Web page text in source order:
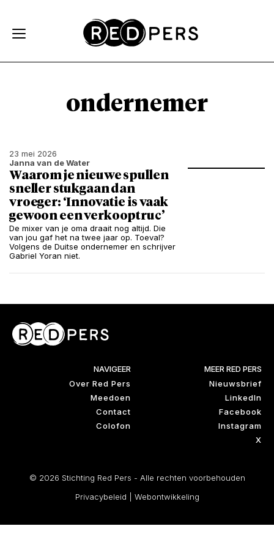
ondernemer
23 mei 2026
Janna van de Water
Waarom je nieuwe spullen
sneller stukgaan dan
vroeger: ‘Innovatie is vaak
gewoon een verkooptruc’
De mixer van je oma draait nog altijd. Die
van jou gaf het na twee jaar op. Toeval?
Volgens de Duitse ondernemer en schrijver
Gabriel Yoran niet.
NAVIGEER
Over Red Pers
Meedoen
Contact
Colofon
MEER RED PERS
Nieuwsbrief
LinkedIn
Facebook
Instagram
X
© 2026 Stichting Red Pers - Alle rechten voorbehouden
Privacybeleid
Webontwikkeling